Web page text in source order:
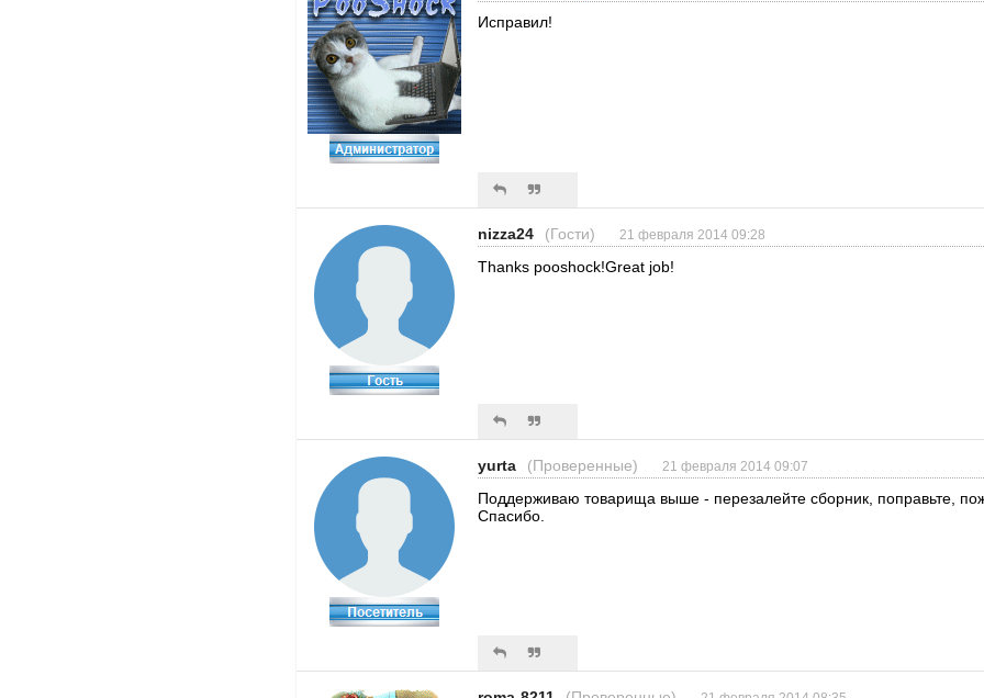
Исправил!
nizza24 (Гости) 21 февраля 2014 09:28
Thanks pooshock!Great job!
yurta (Проверенные) 21 февраля 2014 09:07
Поддерживаю товарища выше - перезалейте сборник, поправьте,
Спасибо.